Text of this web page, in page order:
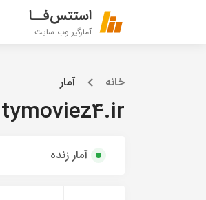
استتس‌فــا
آمارگیر وب سایت
خانه آمار
آمار زنده